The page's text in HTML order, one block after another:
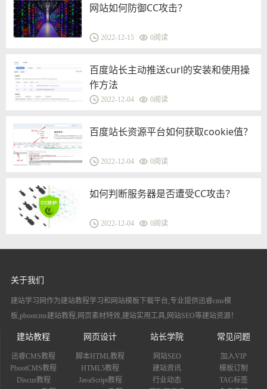
网站如何防御CC攻击？
2022-12-15 0阅读
百度站长主动推送curl的安装和使用操
作方法
2022-12-04 0阅读
百度站长资源平台如何获取cookie值？
2022-12-04 0阅读
如何判断服务器是否遭受CC攻击？
2022-12-04 0阅读
关于我们
建站学习网作为建站教程学习和网站模板下载平台,专业提供迅睿cms模
板,pbootcms建站教程,网页素材特效,建站实用工具,网站SEO等建站资源！
建站教程
迅睿CMS教程
PbootCMS教程
Discuz教程
网页设计
脚本HTML教程
HTML5教程
JavaScript教程
站长学院
网站SEO
建站资讯
行业动态
常见问题
加入VIP
模板订制
TAG标签